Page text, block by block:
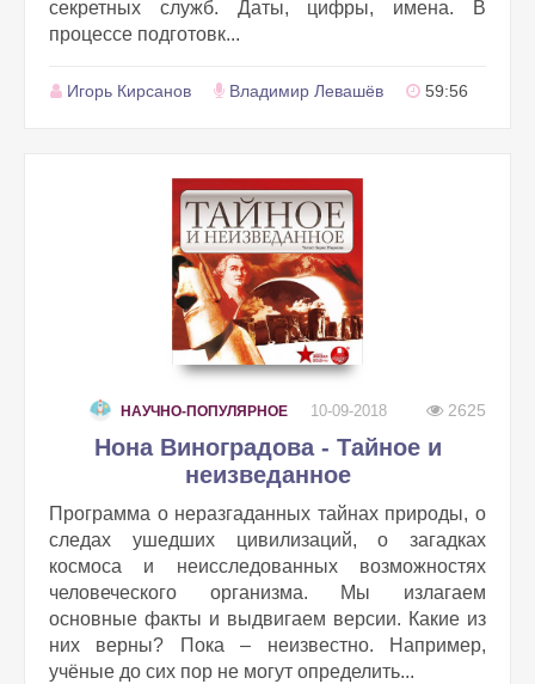
секретных служб. Даты, цифры, имена. В
процессе подготовк...
Игорь Кирсанов Владимир Левашёв 59:56
НАУЧНО-ПОПУЛЯРНОЕ 10-09-2018 2625
Нона Виноградова - Тайное и
неизведанное
Программа о неразгаданных тайнах природы, о
следах ушедших цивилизаций, о загадках
космоса и неисследованных возможностях
человеческого организма. Мы излагаем
основные факты и выдвигаем версии. Какие из
них верны? Пока – неизвестно. Например,
учёные до сих пор не могут определить...